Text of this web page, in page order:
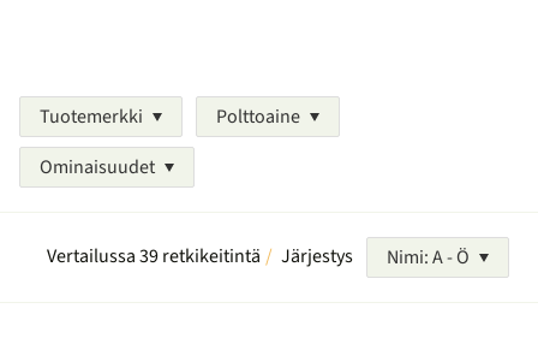
Tuotemerkki
Polttoaine
Ominaisuudet
Vertailussa 39 retkikeitintä Järjestys Nimi: A - Ö